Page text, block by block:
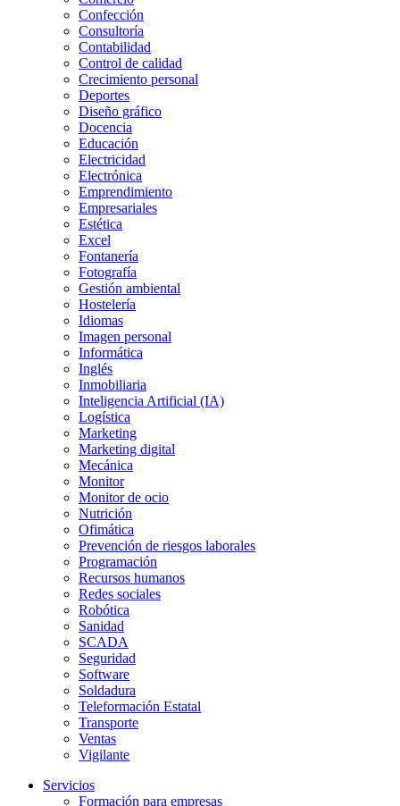
Confección
Consultoría
Contabilidad
Control de calidad
Crecimiento personal
Deportes
Diseño gráfico
Docencia
Educación
Electricidad
Electrónica
Emprendimiento
Empresariales
Estética
Excel
Fontanería
Fotografía
Gestión ambiental
Hostelería
Idiomas
Imagen personal
Informática
Inglés
Inmobiliaria
Inteligencia Artificial (IA)
Logística
Marketing
Marketing digital
Mecánica
Monitor
Monitor de ocio
Nutrición
Ofimática
Prevención de riesgos laborales
Programación
Recursos humanos
Redes sociales
Robótica
Sanidad
SCADA
Seguridad
Software
Soldadura
Teleformación Estatal
Transporte
Ventas
Vigilante
Servicios
Formación para empresas